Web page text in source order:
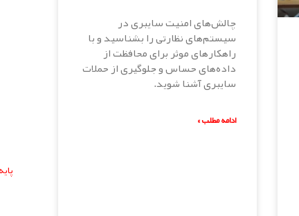
چالش‌های امنیت سایبری در
سیستم‌های نظارتی را بشناسید و با
راهکارهای موثر برای محافظت از
داده‌های حساس و جلوگیری از حملات
سایبری آشنا شوید.
ادامه مطلب »